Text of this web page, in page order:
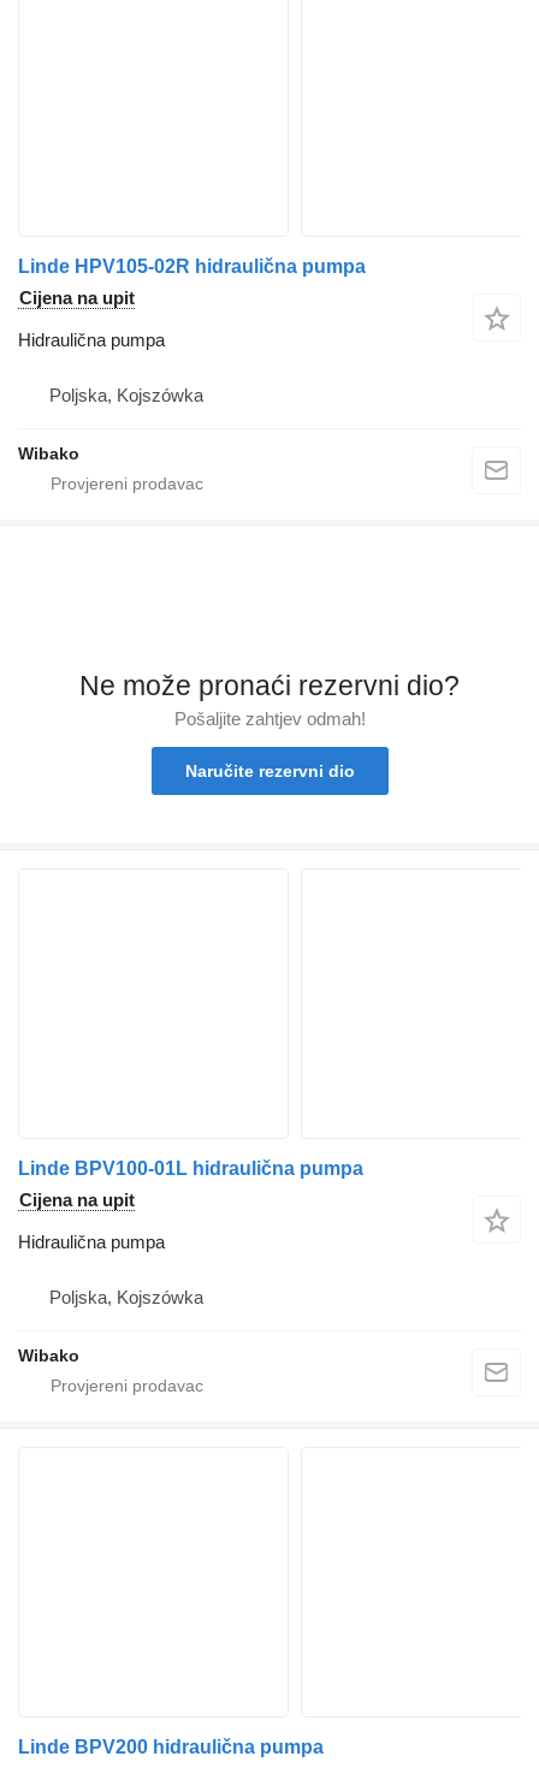
Linde HPV105-02R hidraulična pumpa
Cijena na upit
Hidraulična pumpa
Poljska, Kojszówka
Wibako
Ne može pronaći rezervni dio?
Pošaljite zahtjev odmah!
Naručite rezervni dio
Linde BPV100-01L hidraulična pumpa
Cijena na upit
Hidraulična pumpa
Poljska, Kojszówka
Wibako
Linde BPV200 hidraulična pumpa